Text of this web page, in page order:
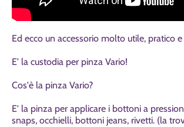
Ed ecco un accessorio molto utile, pratico
E' la custodia per pinza Vario!
Cos'è la pinza Vario?
E' la pinza per applicare i bottoni a
snaps, occhielli, bottoni jeans, rivetti. (la